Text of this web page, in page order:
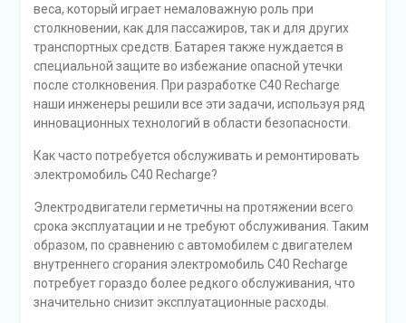
веса, который играет немаловажную роль при
столкновении, как для пассажиров, так и для других
транспортных средств. Батарея также нуждается в
специальной защите во избежание опасной утечки
после столкновения. При разработке C40 Recharge
наши инженеры решили все эти задачи, используя ряд
инновационных технологий в области безопасности.
Как часто потребуется обслуживать и ремонтировать
электромобиль C40 Recharge?
Электродвигатели герметичны на протяжении всего
срока эксплуатации и не требуют обслуживания. Таким
образом, по сравнению с автомобилем с двигателем
внутреннего сгорания электромобиль C40 Recharge
потребует гораздо более редкого обслуживания, что
значительно снизит эксплуатационные расходы.